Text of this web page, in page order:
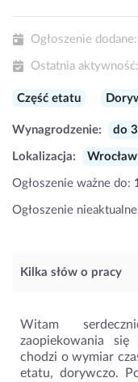
Ogłoszenie dodane:
Ostatnia aktywność:
Część etatu
Wynagrodzenie: do
Lokalizacja: Wrocław
Ogłoszenie ważne do:
Ogłoszenie nieaktualne
Kilka słów o pracy
Witam
zaopiekowania się
chodzi o wymiar
etatu, dorywczo.